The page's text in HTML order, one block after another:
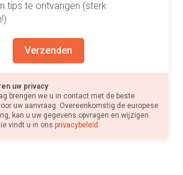
tips te ontvangen (sterk
Verzenden
uw privacy
brengen we u in contact met de beste
uw aanvraag. Overeenkomstig de europese
kan u uw gegevens opvragen en wijzigen.
vindt u in ons privacybeleid